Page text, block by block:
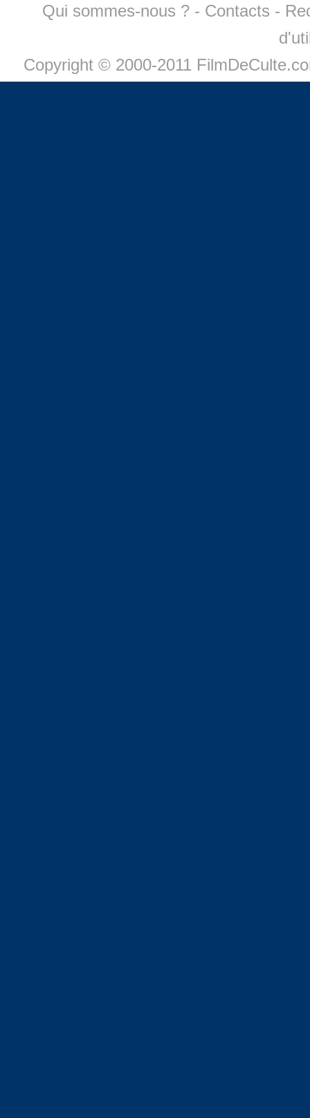
Qui sommes-nous ? - Contacts -
Copyright © 2000-2011